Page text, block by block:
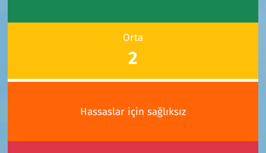
Orta
2
Hassaslar için sağlıksız